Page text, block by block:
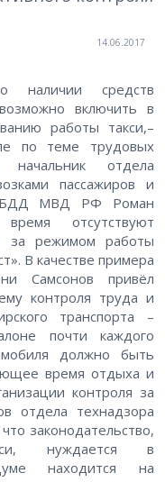
14.06.2017
наличии средств
включить в
работы такси,–
по теме трудовых
отдела
пассажиров и
МВД РФ Роман
отсутствуют
за режимом работы
В качестве примера
Самсонов привёл
контроля труда и
транспорта –
почти каждого
должно быть
время отдыха и
контроля за
отдела технадзора
законодательство,
нуждается в
находится на